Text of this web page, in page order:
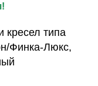
кресел типа
Финка-Люкс,